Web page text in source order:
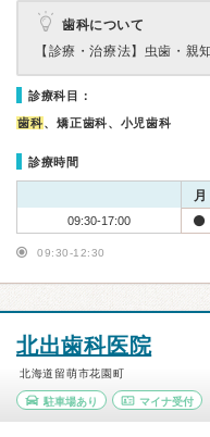
歯科について
【診療・治療法】 虫歯・親
診療科目：
歯科、矯正歯科、小児歯科
診療時間
月
09:30-17:00
09:30-12:30
北出歯科医院
北海道留萌市花園町
駐車場あり マイナ受付